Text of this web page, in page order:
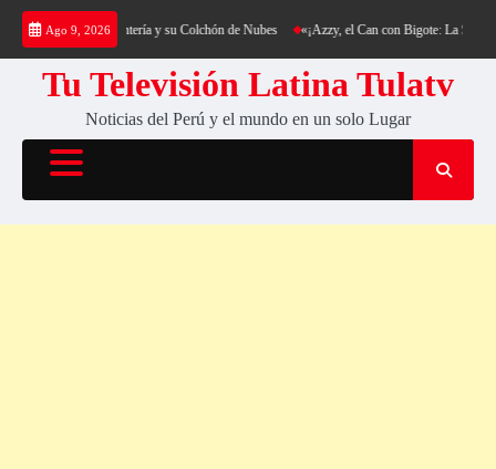
Saltar
contenido
Ago 9, 2026
al Cerro Cantería y su Colchón de Nubes «¡Azzy, el Can con Bigote: La
Tu Televisión Latina Tulatv
Noticias del Perú y el mundo en un solo Lugar